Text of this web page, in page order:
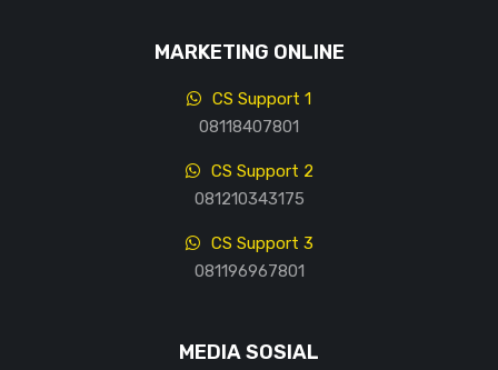
MARKETING ONLINE
CS Support 1
08118407801
CS Support 2
081210343175
CS Support 3
081196967801
MEDIA SOSIAL